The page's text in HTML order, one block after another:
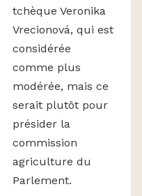
tchèque Veronika
Vrecionová, qui est
considérée
comme plus
modérée, mais ce
serait plutôt pour
présider la
commission
agriculture du
Parlement.